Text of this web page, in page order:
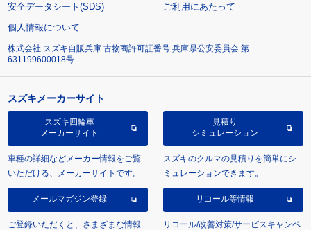
安全データシート(SDS)
ご利用にあたって
個人情報について
株式会社 スズキ自販兵庫 古物商許可証番号 兵庫県公安委員会 第
631199600018号
スズキメーカーサイト
スズキ四輪車
メーカーサイト
車種の詳細などメーカー情報をご覧
いただける、メーカーサイトです。
見積り
シミュレーション
スズキのクルマの見積りを簡単にシ
ミュレーションできます。
メールマガジン登録
ご登録いただくと、さまざまな情報
リコール等情報
リコール/改善対策/サービスキャンペ